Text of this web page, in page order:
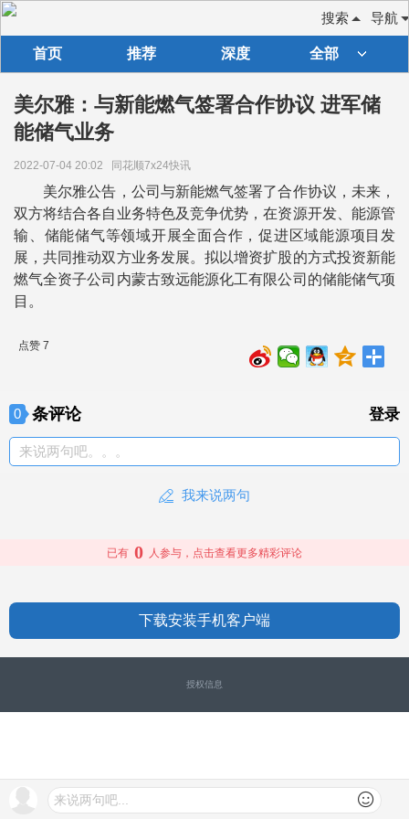
导航
搜索
首页 推荐 深度 全部
美尔雅：与新能燃气签署合作协议 进军储
能储气业务
2022-07-04 20:02 同花顺7x24快讯
美尔雅公告，公司与新能燃气签署了合作协议，未来，
双方将结合各自业务特色及竞争优势，在资源开发、能源管
输、储能储气等领域开展全面合作，促进区域能源项目发
展，共同推动双方业务发展。拟以增资扩股的方式投资新能
燃气全资子公司内蒙古致远能源化工有限公司的储能储气项
目。
点赞 7
0 条评论 登录
来说两句吧。。。
我来说两句
来说两句吧...
已有 0 人参与，点击查看更多精彩评论
下载安装手机客户端
授权信息